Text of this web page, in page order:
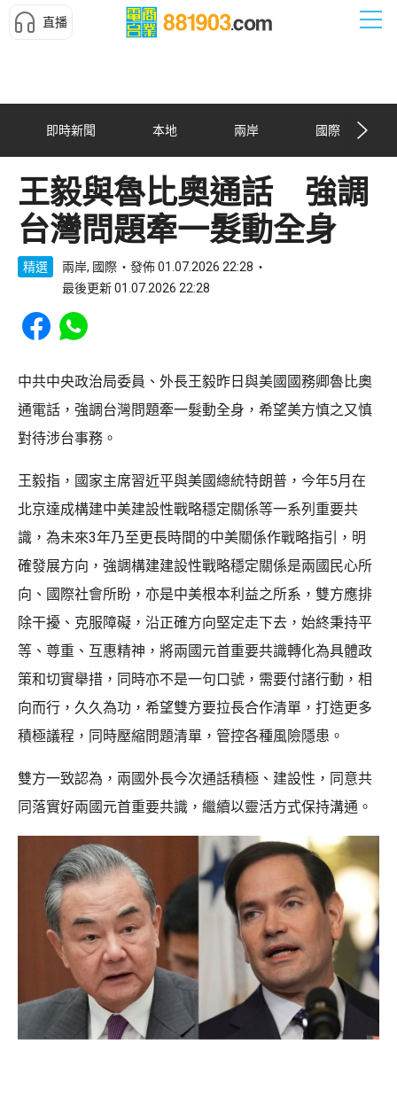
直播
即時新聞 本地 兩岸 國際
王毅與魯比奧通話 強調
台灣問題牽一髮動全身
精選 兩岸, 國際
發佈 01.07.2026 22:28
最後更新 01.07.2026 22:28
Share to Facebook
Share to WhatsApp
中共中央政治局委員、外長王毅昨日與美國國務卿魯比奧
通電話，強調台灣問題牽一髮動全身，希望美方慎之又慎
對待涉台事務。
王毅指，國家主席習近平與美國總統特朗普，今年5月在
北京達成構建中美建設性戰略穩定關係等一系列重要共
識，為未來3年乃至更長時間的中美關係作戰略指引，明
確發展方向，強調構建建設性戰略穩定關係是兩國民心所
向、國際社會所盼，亦是中美根本利益之所系，雙方應排
除干擾、克服障礙，沿正確方向堅定走下去，始終秉持平
等、尊重、互惠精神，將兩國元首重要共識轉化為具體政
策和切實舉措，同時亦不是一句口號，需要付諸行動，相
向而行，久久為功，希望雙方要拉長合作清單，打造更多
積極議程，同時壓縮問題清單，管控各種風險隱患。
雙方一致認為，兩國外長今次通話積極、建設性，同意共
同落實好兩國元首重要共識，繼續以靈活方式保持溝通。